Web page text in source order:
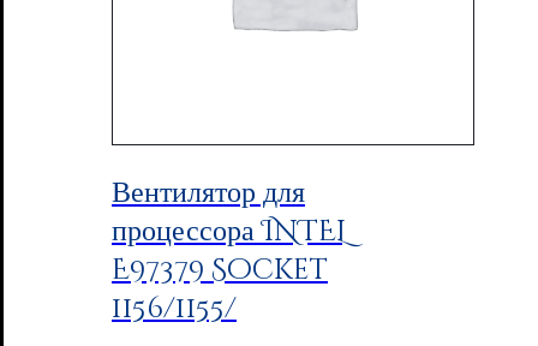
Вентилятор для
процессора INTEL
E97379 Socket
1156/1155/